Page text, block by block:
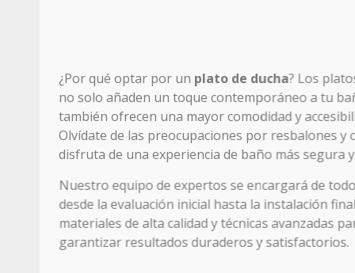
¿Por qué optar por un plato de ducha? Los
no solo añaden un toque contemporáneo a tu
también ofrecen una mayor comodidad y
Olvídate de las preocupaciones por resbalones y
disfruta de una experiencia de baño más segura
Nuestro equipo de expertos se encargará de
desde la evaluación inicial hasta la instalación
materiales de alta calidad y técnicas avanzadas
garantizar resultados duraderos y satisfactorios.